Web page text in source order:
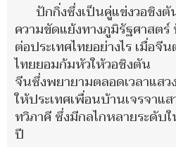
ปักกิ่งซึ่งเป็นคู่แข่งวอชิงตั
ความขัดแย้งทางภูมิรัฐศาสต
ต่อประเทศไทยอย่างไร เมื่อจี
ไทยยอมก้มหัวให้วอชิงตัน
จีนซึ่งพยายามตลอดเวลาแสว
ให้ประเทศเพื่อนบ้านเจรจา
ทวิภาคี ซึ่งมีกลไกหลายระดั
ปี